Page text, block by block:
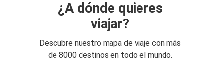
¿A dónde quieres
viajar?
Descubre nuestro mapa de viaje con más
de 8000 destinos en todo el mundo.